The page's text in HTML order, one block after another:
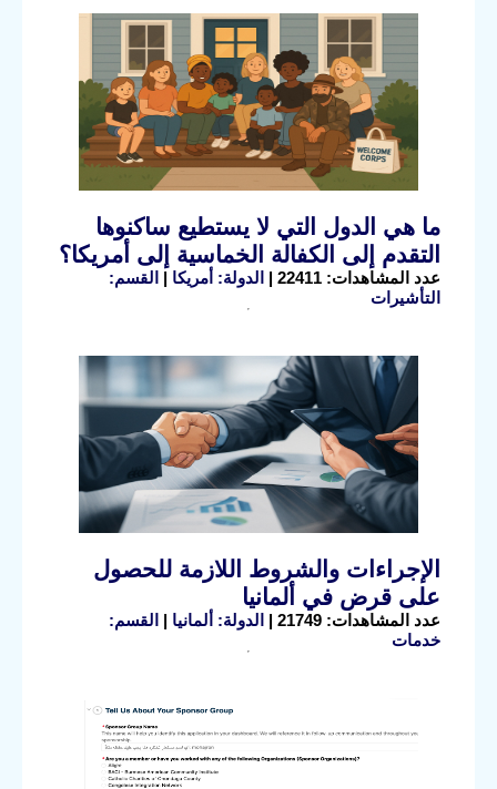
ما هي الدول التي لا يستطيع ساكنوها
التقدم إلى الكفالة الخماسية إلى أمريكا؟
عدد المشاهدات: 22411 | الدولة: أمريكا | القسم:
التأشيرات
الإجراءات والشروط اللازمة للحصول
على قرض في ألمانيا
عدد المشاهدات: 21749 | الدولة: ألمانيا | القسم:
خدمات